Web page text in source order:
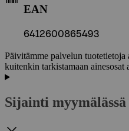
EAN
6412600865493
Päivitämme palvelun
kuitenkin tarkistamaan
Sijainti myymälässä